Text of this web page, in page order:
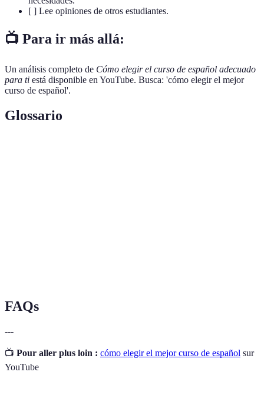
[ ] Lee opiniones de otros estudiantes.
📺 Para ir más allá:
Un análisis completo de Cómo elegir el curso de español adecuado
para ti está disponible en YouTube. Busca: 'cómo elegir el mejor
curso de español'.
Glossario
FAQs
---
📺 Pour aller plus loin : cómo elegir el mejor curso de español sur
YouTube